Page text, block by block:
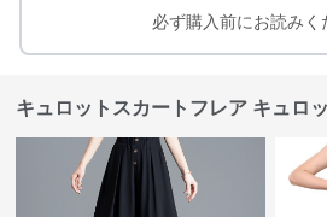
必ず購入前にお読みく
キュロットスカートフレア キュロ